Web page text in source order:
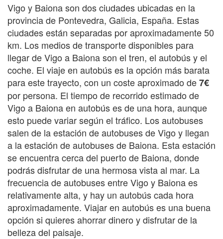
Vigo y Baiona son dos ciudades ubicadas en la
provincia de Pontevedra, Galicia, España. Estas
ciudades están separadas por aproximadamente 50
km. Los medios de transporte disponibles para
llegar de Vigo a Baiona son el tren, el autobús y el
coche. El viaje en autobús es la opción más barata
para este trayecto, con un coste aproximado de7€
por persona. El tiempo de recorrido estimado de
Vigo a Baiona en autobús es de una hora, aunque
esto puede variar según el tráfico. Los autobuses
salen de la estación de autobuses de Vigo y llegan
a la estación de autobuses de Baiona. Esta estación
se encuentra cerca del puerto de Baiona, donde
podrás disfrutar de una hermosa vista al mar. La
frecuencia de autobuses entre Vigo y Baiona es
relativamente alta, y hay un autobús cada hora
aproximadamente. Viajar en autobús es una buena
opción si quieres ahorrar dinero y disfrutar de la
belleza del paisaje.